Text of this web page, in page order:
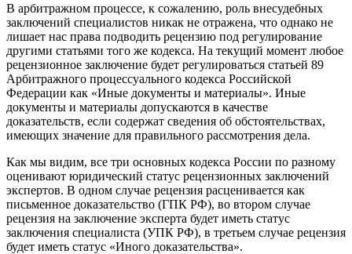
В арбитражном процессе, к сожалению, роль внесудебных
заключений специалистов никак не отражена, что однако не
лишает нас права подводить рецензию под регулирование
другими статьями того же кодекса. На текущий момент любое
рецензионное заключение будет регулироваться статьей 89
Арбитражного процессуального кодекса Российской
Федерации как «Иные документы и материалы». Иные
документы и материалы допускаются в качестве
доказательств, если содержат сведения об обстоятельствах,
имеющих значение для правильного рассмотрения дела.
Как мы видим, все три основных кодекса России по разному
оценивают юридический статус рецензионных заключений
экспертов. В одном случае рецензия расценивается как
письменное доказательство (ГПК РФ), во втором случае
рецензия на заключение эксперта будет иметь статус
заключения специалиста (УПК РФ), в третьем случае рецензия
будет иметь статус «Иного доказательства».